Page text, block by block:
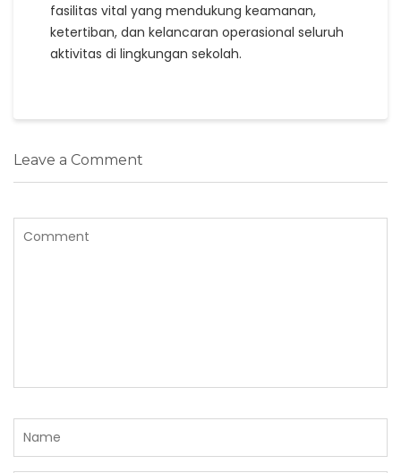
fasilitas vital yang mendukung keamanan,
ketertiban, dan kelancaran operasional seluruh
aktivitas di lingkungan sekolah.
Leave a Comment